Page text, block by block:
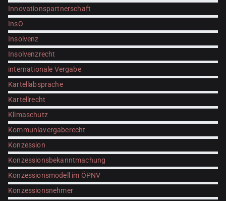
Innovationspartnerschaft
InsO
Insolvenz
Insolvenzrecht
internationale Vergabe
Kartellabsprache
Kartellrecht
Klimaschutz
Kommunlavergaberecht
Konzession
Konzessionsbekanntmachung
Konzessionsmodell im ÖPNV
Konzessionsnehmer